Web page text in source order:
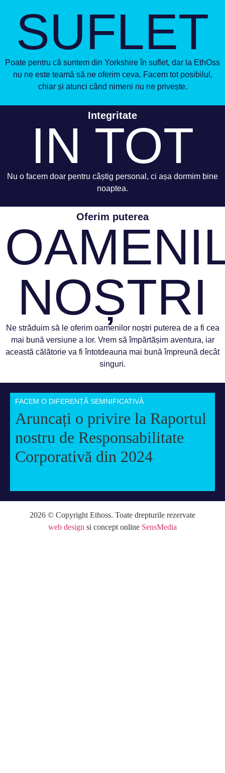
SUFLET
Poate pentru că suntem din Yorkshire în suflet, dar la EthOss
nu ne este teamă să ne oferim ceva. Facem tot posibilul,
chiar și atunci când nimeni nu ne privește.
Integritate
IN TOT
Nu o facem doar pentru câștig personal, ci așa dormim bine
noaptea.
Oferim puterea
NOȘTRI
Ne străduim să le oferim oamenilor noștri puterea de a fi cea
mai bună versiune a lor. Vrem să împărtășim aventura, iar
această călătorie va fi întotdeauna mai bună împreună decât
singuri.
FACEM O DIFERENȚĂ SEMNIFICATIVĂ
Aruncați o privire la Raportul
nostru de Responsabilitate
Corporativă din 2024
2026 © Copyright Ethoss. Toate drepturile rezervate
web design si concept online SensMedia